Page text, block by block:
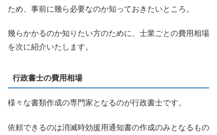
ため、事前に幾ら必要なのか知っておきたいところ。
幾らかかるのか知りたい方のために、士業ごとの費用相場
を次に紹介いたします。
行政書士の費用相場
様々な書類作成の専門家となるのが行政書士です。
依頼できるのは消滅時効援用通知書の作成のみとなるもの